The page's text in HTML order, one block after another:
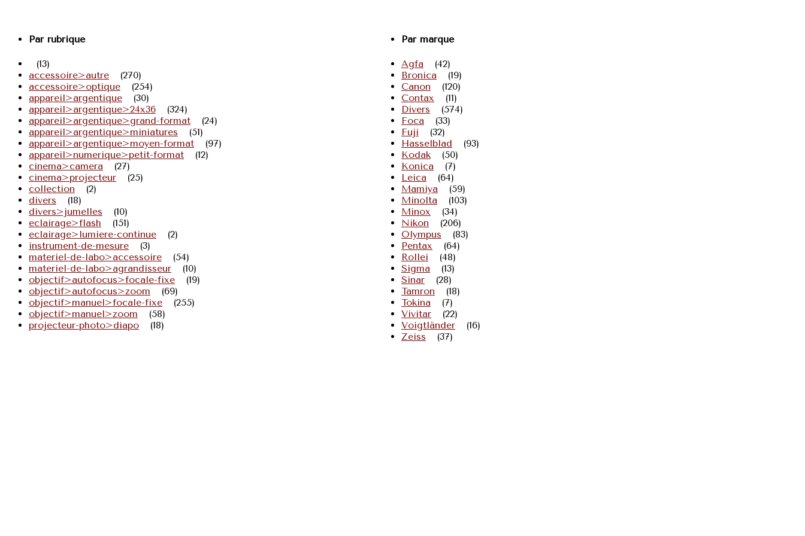
Par rubrique
(13)
accessoire>autre
(270)
accessoire>optique
(254)
appareil>argentique
(30)
appareil>argentique>24x36
(324)
appareil>argentique>grand-format
(24)
appareil>argentique>miniatures
(51)
appareil>argentique>moyen-format
(97)
appareil>numerique>petit-format
(12)
cinema>camera
(27)
cinema>projecteur
(25)
collection
(2)
divers
(18)
divers>jumelles
(10)
eclairage>flash
(151)
eclairage>lumiere-continue
(2)
instrument-de-mesure
(3)
materiel-de-labo>accessoire
(54)
materiel-de-labo>agrandisseur
(10)
objectif>autofocus>focale-fixe
(19)
objectif>autofocus>zoom
(69)
objectif>manuel>focale-fixe
(255)
objectif>manuel>zoom
(58)
projecteur-photo>diapo
(18)
Par marque
Agfa
(42)
Bronica
(19)
Canon
(120)
Contax
(11)
Divers
(574)
Foca
(33)
Fuji
(32)
Hasselblad
(93)
Kodak
(50)
Konica
(7)
Leica
(64)
Mamiya
(59)
Minolta
(103)
Minox
(34)
Nikon
(206)
Olympus
(83)
Pentax
(64)
Rollei
(48)
Sigma
(13)
Sinar
(28)
Tamron
(18)
Tokina
(7)
Vivitar
(22)
Voigtländer
(16)
Zeiss
(37)